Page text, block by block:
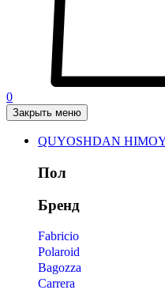
0
Закрыть меню
QUYOSHDAN
Пол
Бренд
Fabricio
Polaroid
Bagozza
Carrera